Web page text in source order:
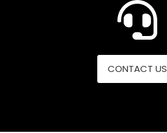
CONTACT US